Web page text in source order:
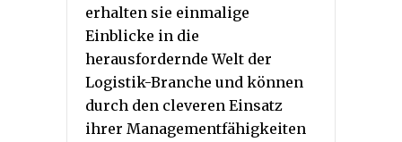
erhalten sie einmalige
Einblicke in die
herausfordernde Welt der
Logistik-Branche und können
durch den cleveren Einsatz
ihrer Managementfähigkeiten